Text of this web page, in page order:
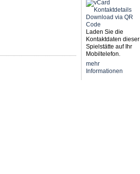
Laden Sie die
Kontaktdaten dieser
Spielstätte auf Ihr
Mobiltelefon.
mehr
Informationen